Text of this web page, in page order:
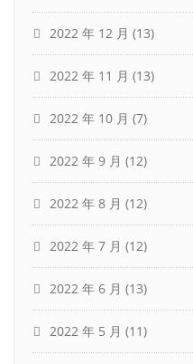
2022 年 12 月 (13)
2022 年 11 月 (13)
2022 年 10 月 (7)
2022 年 9 月 (12)
2022 年 8 月 (12)
2022 年 7 月 (12)
2022 年 6 月 (13)
2022 年 5 月 (11)